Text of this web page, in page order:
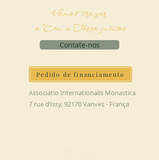
Vamos trazer
o Céu à Terra juntos
Contate-nos
Pedido de financiamento
Associatio Internationalis Monastica
7 rue d’Issy, 92170 Vanves - França